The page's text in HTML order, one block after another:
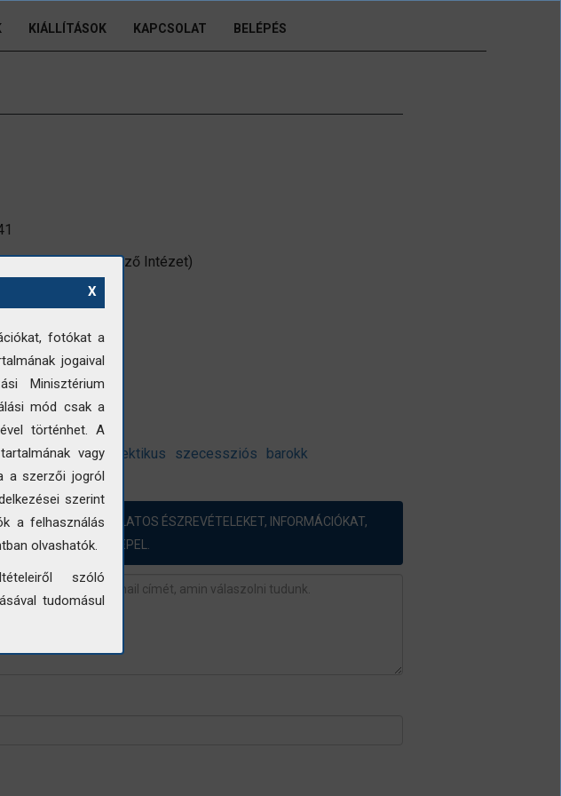
KIÁLLÍTÁSOK KAPCSOLAT BELÉPÉS
és Tervező Intézet)
vágott fotó
kupola eklektikus szecessziós barokk
KAPCSOLATOS ÉSZREVÉTELEKET, INFORMÁCIÓKAT,
ADAT” SZEREPEL.
X
fotókat a
jogaival
Minisztérium
mód csak a
történhet. A
vagy
a szerzői jogról
szerint
a felhasználás
olvashatók.
szóló
tudomásul